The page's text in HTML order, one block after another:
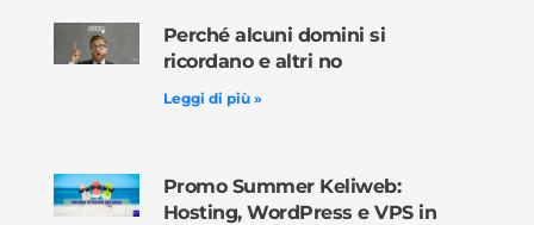
Perché alcuni domini si
ricordano e altri no
Leggi di più »
Promo Summer Keliweb:
Hosting, WordPress e VPS in